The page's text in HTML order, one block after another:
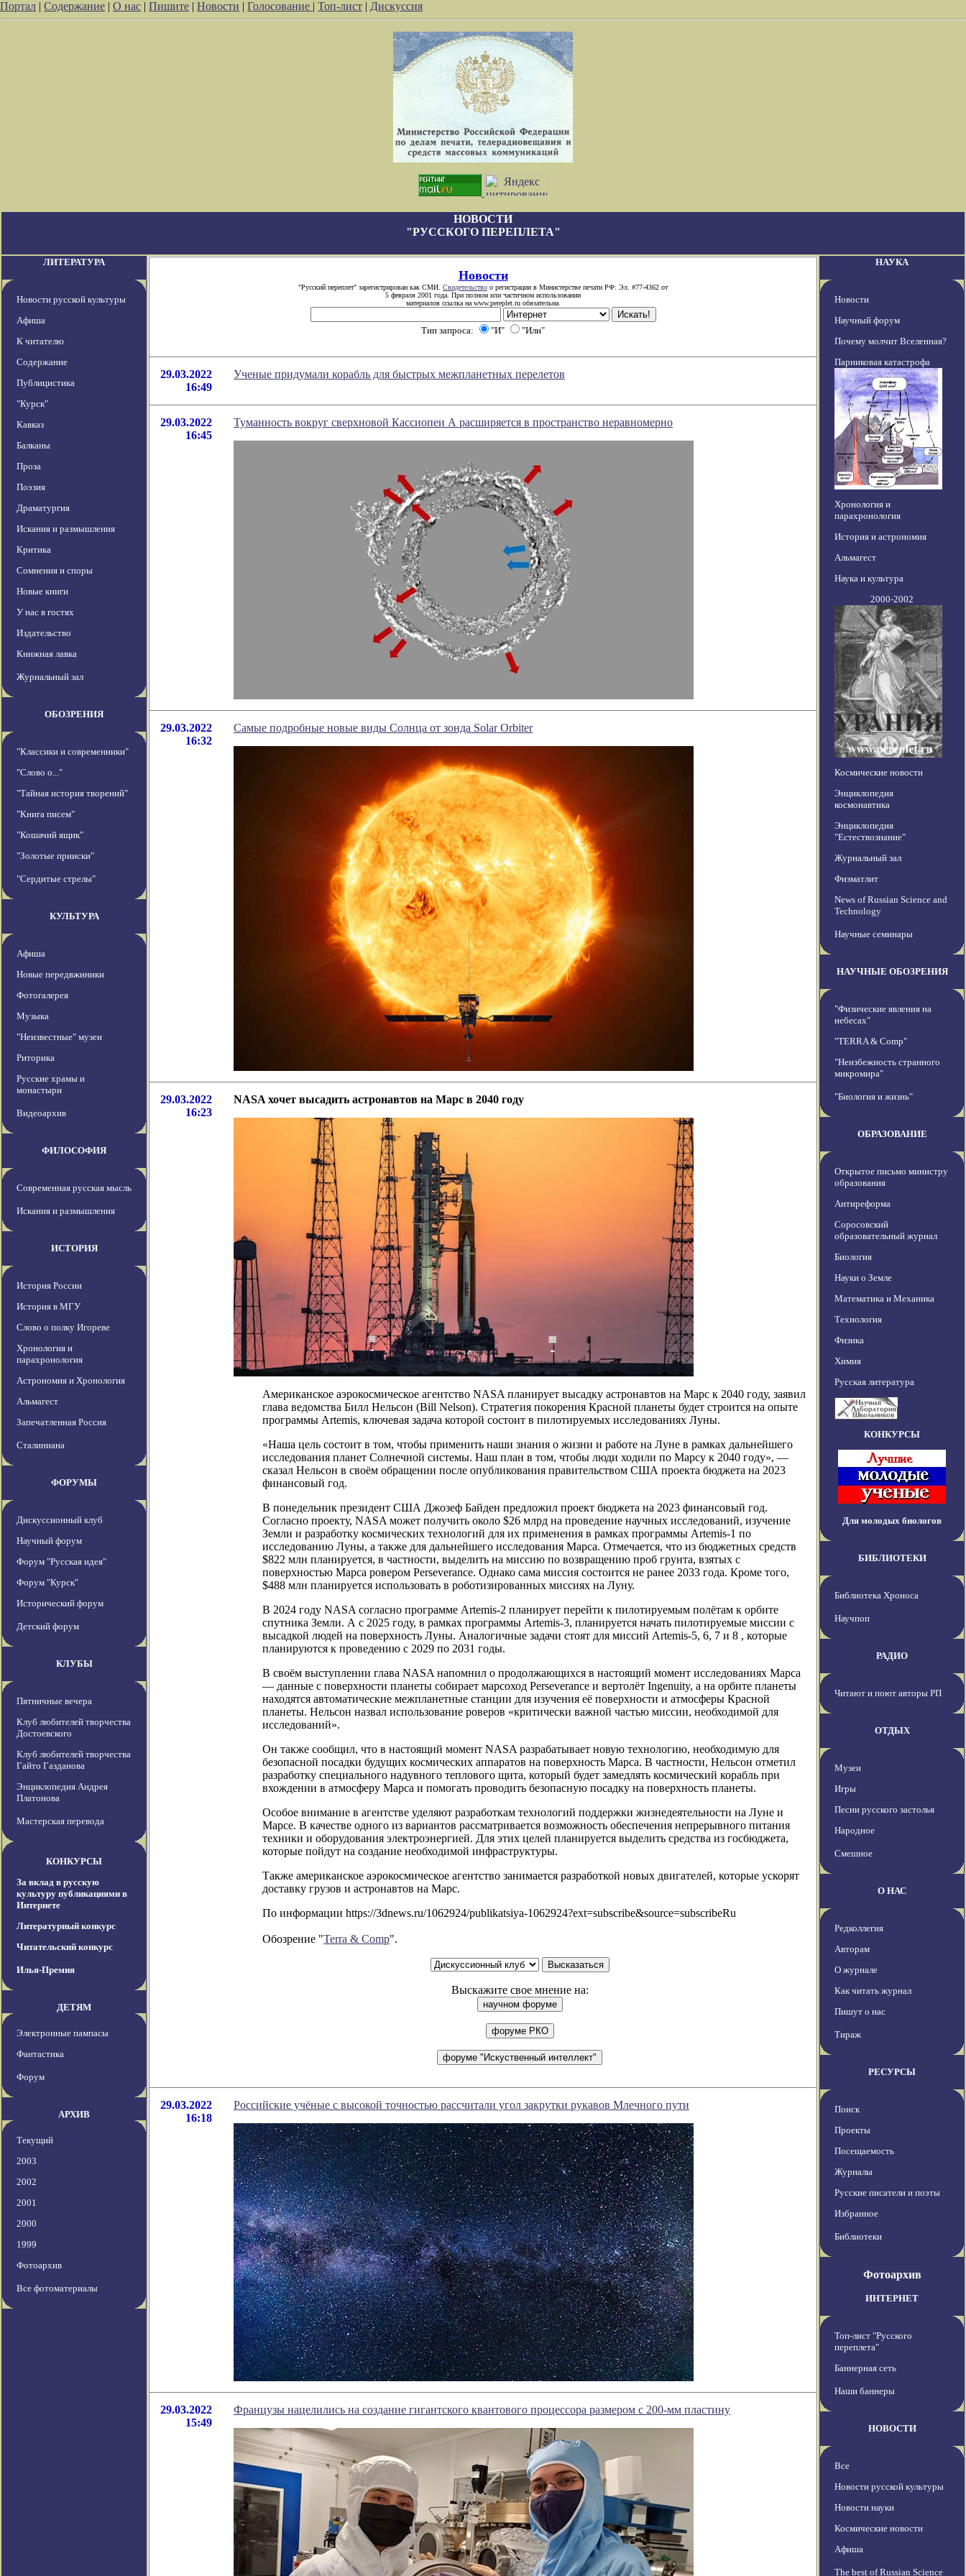
Портал | Содержание | О нас | Пишите | Новости | Голосование | Топ-лист | Дискуссия
НОВОСТИ
"РУССКОГО ПЕРЕПЛЕТА"
ЛИТЕРАТУРА
Новости русской культуры
Афиша
К читателю
Содержание
Публицистика
"Курск"
Кавказ
Балканы
Проза
Поэзия
Драматургия
Искания и размышления
Критика
Сомнения и споры
Новые книги
У нас в гостях
Издательство
Книжная лавка
Журнальный зал
ОБОЗРЕНИЯ
"Классики и современники"
"Слово о..."
"Тайная история творений"
"Книга писем"
"Кошачий ящик"
"Золотые прииски"
"Сердитые стрелы"
КУЛЬТУРА
Афиша
Новые передвжиники
Фотогалерея
Музыка
"Неизвестные" музеи
Риторика
Русские храмы и
монастыри
Видеоархив
ФИЛОСОФИЯ
Современная русская мысль
Искания и размышления
ИСТОРИЯ
История России
История в МГУ
Слово о полку Игореве
Хронология и
парахронология
Астрономия и Хронология
Альмагест
Запечатленная Россия
Сталиниана
ФОРУМЫ
Дискуссионный клуб
Научный форум
Форум "Русская идея"
Форум "Курск"
Исторический форум
Детский форум
КЛУБЫ
Пятничные вечера
Клуб любителей творчества
Достоевского
Клуб любителей творчества
Гайто Газданова
Энциклопедия Андрея
Платонова
Мастерская перевода
КОНКУРСЫ
За вклад в русскую
культуру публикациями в
Интернете
Литературный конкурс
Читательский конкурс
Илья-Премия
ДЕТЯМ
Электронные пампасы
Фантастика
Форум
АРХИВ
Текущий
2003
2002
2001
2000
1999
Фотоархив
Все фотоматериалы
Новости
"Русский переплет" зарегистрирован как СМИ. Свидетельство о регистрации в Министерстве печати РФ: Эл. #77-4362 от
5 февраля 2001 года. При полном или частичном использовании
материалов ссылка на www.pereplet.ru обязательна.
Тип запроса: "И" "Или"
29.03.2022
16:49
Ученые придумали корабль для быстрых межпланетных перелетов
29.03.2022
16:45
Туманность вокруг сверхновой Кассиопеи А расширяется в пространство неравномерно
29.03.2022
16:32
Самые подробные новые виды Солнца от зонда Solar Orbiter
29.03.2022
16:23
NASA хочет высадить астронавтов на Марс в 2040 году
Американское аэрокосмическое агентство NASA планирует высадку астронавтов на Марс к 2040 году, заявил
глава ведомства Билл Нельсон (Bill Nelson). Стратегия покорения Красной планеты будет строится на опыте
программы Artemis, ключевая задача которой состоит в пилотируемых исследованиях Луны.
«Наша цель состоит в том, чтобы применить наши знания о жизни и работе на Луне в рамках дальнейшего
исследования планет Солнечной системы. Наш план в том, чтобы люди ходили по Марсу к 2040 году», —
сказал Нельсон в своём обращении после опубликования правительством США проекта бюджета на 2023
финансовый год.
В понедельник президент США Джозеф Байден предложил проект бюджета на 2023 финансовый год.
Согласно проекту, NASA может получить около $26 млрд на проведение научных исследований, изучение
Земли и разработку космических технологий для их применения в рамках программы Artemis-1 по
исследованию Луны, а также для дальнейшего исследования Марса. Отмечается, что из бюджетных средств
$822 млн планируется, в частности, выделить на миссию по возвращению проб грунта, взятых с
поверхностью Марса ровером Perseverance. Однако сама миссия состоится не ранее 2033 года. Кроме того,
$488 млн планируется использовать в роботизированных миссиях на Луну.
В 2024 году NASA согласно программе Artemis-2 планирует перейти к пилотируемым полётам к орбите
спутника Земли. А с 2025 году, в рамках программы Artemis-3, планируется начать пилотируемые миссии с
высадкой людей на поверхность Луны. Аналогичные задачи стоят для миссий Artemis-5, 6, 7 и 8 , которые
планируются к проведению с 2029 по 2031 годы.
В своём выступлении глава NASA напомнил о продолжающихся в настоящий момент исследованиях Марса
— данные с поверхности планеты собирает марсоход Perseverance и вертолёт Ingenuity, а на орбите планеты
находятся автоматические межпланетные станции для изучения её поверхности и атмосферы Красной
планеты. Нельсон назвал использование роверов «критически важной частью миссии, необходимой для
исследований».
Он также сообщил, что в настоящий момент NASA разрабатывает новую технологию, необходимую для
безопасной посадки будущих космических аппаратов на поверхность Марса. В частности, Нельсон отметил
разработку специального надувного теплового щита, который будет замедлять космический корабль при
вхождении в атмосферу Марса и помогать проводить безопасную посадку на поверхность планеты.
Особое внимание в агентстве уделяют разработкам технологий поддержки жизнедеятельности на Луне и
Марсе. В качестве одного из вариантов рассматривается возможность обеспечения непрерывного питания
техники и оборудования электроэнергией. Для этих целей планируется выделить средства из госбюджета,
которые пойдут на создание необходимой инфраструктуры.
Также американское аэрокосмическое агентство занимается разработкой новых двигателей, которые ускорят
доставку грузов и астронавтов на Марс.
По информации https://3dnews.ru/1062924/publikatsiya-1062924?ext=subscribe&source=subscribeRu
Обозрение "Terra & Comp".
Выскажите свое мнение на:
29.03.2022
16:18
Российские учёные с высокой точностью рассчитали угол закрутки рукавов Млечного пути
29.03.2022
15:49
Французы нацелились на создание гигантского квантового процессора размером с 200-мм пластину
НАУКА
Новости
Научный форум
Почему молчит Вселенная?
Парниковая катастрофа
Хронология и
парахронология
История и астрономия
Альмагест
Наука и культура
2000-2002
Космические новости
Энциклопедия
космонавтика
Энциклопедия
"Естествознание"
Журнальный зал
Физматлит
News of Russian Science and
Technology
Научные семинары
НАУЧНЫЕ ОБОЗРЕНИЯ
"Физические явления на
небесах"
"TERRA & Comp"
"Неизбежность странного
микромира"
"Биология и жизнь"
ОБРАЗОВАНИЕ
Открытое письмо министру
образования
Антиреформа
Соросовский
образовательный журнал
Биология
Науки о Земле
Математика и Механика
Технология
Физика
Химия
Русская литература
КОНКУРСЫ
Для молодых биологов
БИБЛИОТЕКИ
Библиотека Хроноса
Научпоп
РАДИО
Читают и поют авторы РП
ОТДЫХ
Музеи
Игры
Песни русского застолья
Народное
Смешное
О НАС
Редколлегия
Авторам
О журнале
Как читать журнал
Пишут о нас
Тираж
РЕСУРСЫ
Поиск
Проекты
Посещаемость
Журналы
Русские писатели и поэты
Избранное
Библиотеки
Фотоархив
ИНТЕРНЕТ
Топ-лист "Русского
переплета"
Баннерная сеть
Наши баннеры
НОВОСТИ
Все
Новости русской культуры
Новости науки
Космические новости
Афиша
The best of Russian Science